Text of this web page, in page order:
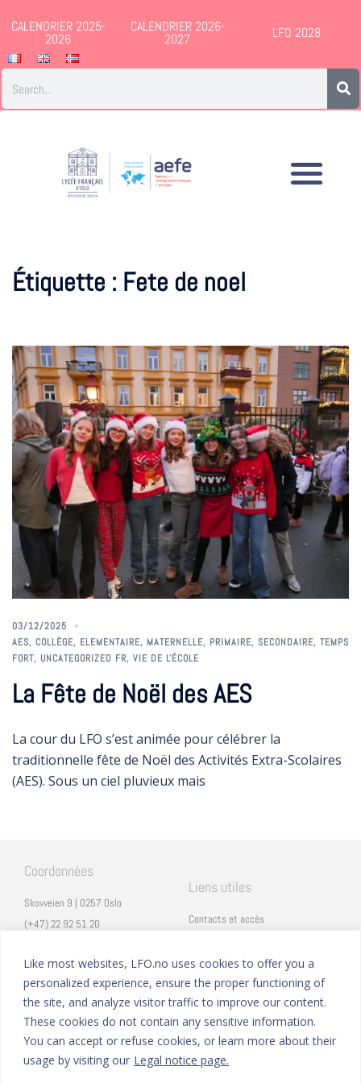
Like most websites, LFO.no uses cookies to offer you a
personalized experience, ensure the proper functioning of
the site, and analyze visitor traffic to improve our content.
These cookies do not contain any sensitive information.
You can accept or refuse cookies, or learn more about their
usage by visiting our Legal notice page.
CALENDRIER 2025-
2026
CALENDRIER 2026-
2027 LFO 2028
Étiquette : Fete de noel
03/12/2025
AES, COLLÈGE, ELEMENTAIRE, MATERNELLE, PRIMAIRE, SECONDAIRE, TEMPS
FORT, UNCATEGORIZED FR, VIE DE L'ÉCOLE
La Fête de Noël des AES
La cour du LFO s’est animée pour célébrer la
traditionnelle fête de Noël des Activités Extra-Scolaires
(AES). Sous un ciel pluvieux mais
Coordonnées
Skovveien 9 | 0257 Oslo
(+47) 22 92 51 20
Vulkan 11 | 0178 Oslo
Liens utiles
Contacts et accès
Mentions légales
Eduka
ProNote
Suivez nous Nous formons sur